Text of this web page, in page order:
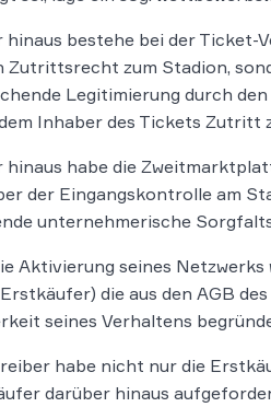
hinaus bestehe bei der
Zutrittsrecht zum Stadion,
Legitimierung durch
Inhaber des Tickets Zutritt
hinaus habe die
der Eingangskontrolle am
unternehmerische
Aktivierung seines
Erstkäufer) die aus den AGB
seines Verhaltens
habe nicht nur die
darüber hinaus